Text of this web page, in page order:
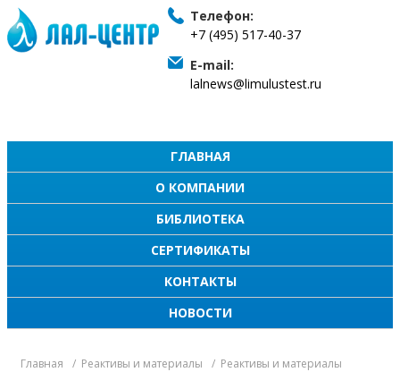
Телефон:
+7 (495) 517-40-37
E-mail:
lalnews@limulustest.ru
ГЛАВНАЯ
О КОМПАНИИ
БИБЛИОТЕКА
СЕРТИФИКАТЫ
КОНТАКТЫ
НОВОСТИ
Главная Реактивы и материалы Реактивы и материалы